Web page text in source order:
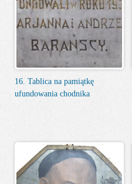
16. Tablica na pamiątkę
ufundowania chodnika